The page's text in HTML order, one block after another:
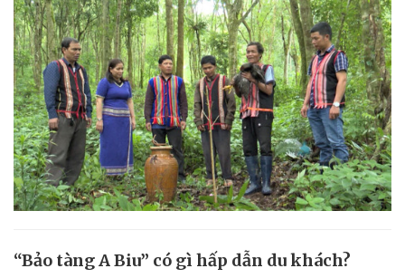
“Bảo tàng A Biu” có gì hấp dẫn du khách?